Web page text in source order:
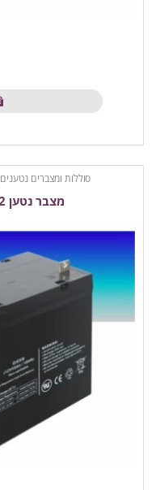
סוללות ומצברים נטענים
מצבר נטען 12 וולט 55 אמפר\שעה